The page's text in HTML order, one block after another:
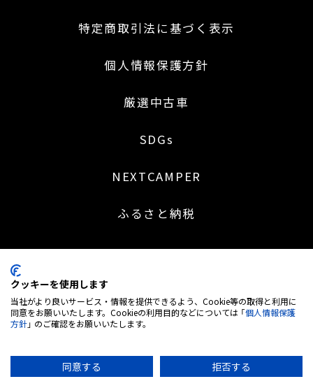
特定商取引法に基づく表示
個人情報保護方針
厳選中古車
SDGs
NEXTCAMPER
ふるさと納税
〒453-0041 名古屋市中村区本陣通 2 丁目 30 番地
052-414-5527
営業時間：9:00～18:30 | 定休日：日・祝日 (※土曜日不定休)
古物営業 愛知県公安委員会 第543850202700号
クッキーを使用します
当社がより良いサービス・情報を提供できるよう、Cookie等の取得と利用に
同意をお願いいたします。Cookieの利用目的などについては 「個人情報保護
方針」 のご確認をお願いいたします。
同意する 拒否する